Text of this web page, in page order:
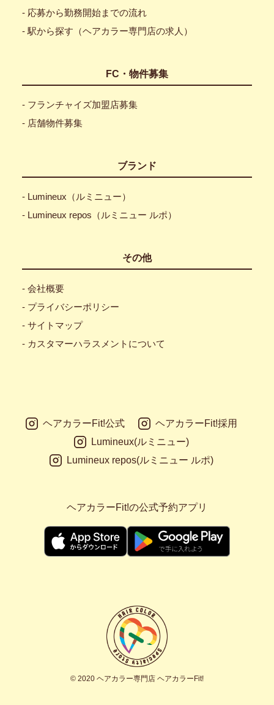
- 応募から勤務開始までの流れ
- 駅から探す（ヘアカラー専門店の求人）
FC・物件募集
- フランチャイズ加盟店募集
- 店舗物件募集
ブランド
- Lumineux（ルミニュー）
- Lumineux repos（ルミニュー ルポ）
その他
- 会社概要
- プライバシーポリシー
- サイトマップ
- カスタマーハラスメントについて
ヘアカラーFit!公式
ヘアカラーFit!採用
Lumineux(ルミニュー)
Lumineux repos(ルミニュー ルポ)
ヘアカラーFit!の公式予約アプリ
© 2020 ヘアカラー専門店 ヘアカラーFit!